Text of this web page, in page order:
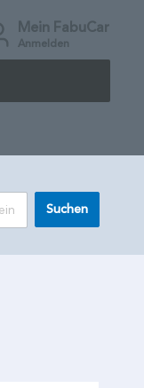
Mein FabuCar
Anmelden
Suchen